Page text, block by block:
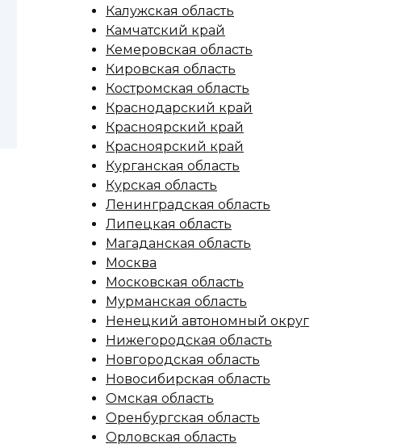
Калужская область
Камчатский край
Кемеровская область
Кировская область
Костромская область
Краснодарский край
Красноярский край
Красноярский край
Курганская область
Курская область
Ленинградская область
Липецкая область
Магаданская область
Москва
Московская область
Мурманская область
Ненецкий автономный округ
Нижегородская область
Новгородская область
Новосибирская область
Омская область
Оренбургская область
Орловская область